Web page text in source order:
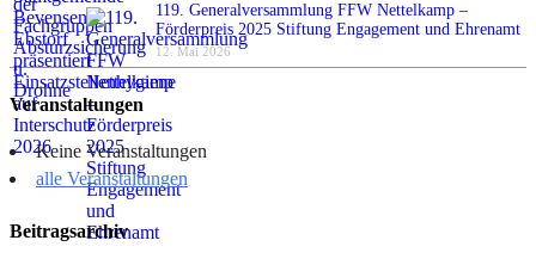
119. Generalversammlung FFW Nettelkamp –
Förderpreis 2025 Stiftung Engagement und Ehrenamt
12. Mai 2026
Veranstaltungen
Keine Veranstaltungen
alle Veranstaltungen
Beitragsarchiv